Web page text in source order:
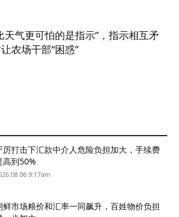
天气更可怕的是指示”，指示相互矛
农场干部“困惑”
厉打击下汇款中介人危险负担加大，手续费
高到50%
9:17am
鲜市场粮价和汇率一同飙升，百姓物价负担